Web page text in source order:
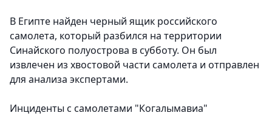
В Египте найден черный ящик российского
самолета, который разбился на территории
Синайского полуострова в субботу. Он был
извлечен из хвостовой части самолета и отправлен
для анализа экспертами.
Инциденты с самолетами "Когалымавиа"